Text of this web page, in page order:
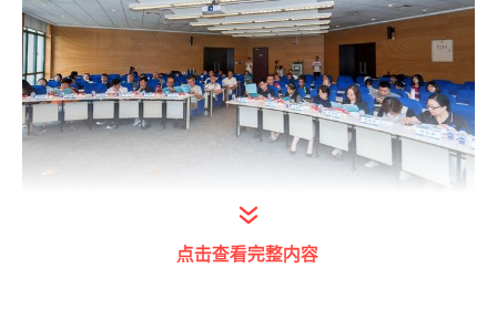
点击查看完整内容